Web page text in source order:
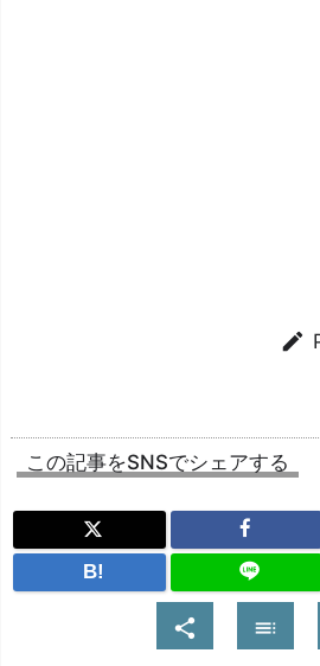
目に
項目/
変更
Ver.1.14
細部/
調整
ィン

この記事をSNSでシェアする
B!
 